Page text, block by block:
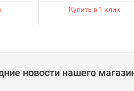
новости нашего